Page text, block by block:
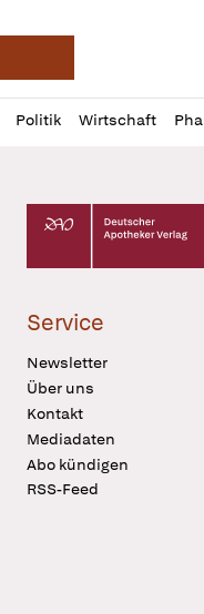
Deutsche
Politik Wirtschaft
Profil
öffnen
Daz
Pur
Deutscher Apotheker
Service
Newsletter
Über uns
Kontakt
Mediadaten
Abo kündigen
RSS-Feed